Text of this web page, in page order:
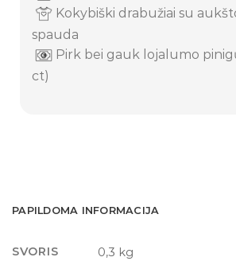
Kokybiški drabužiai su
spauda
Pirk bei gauk lojalumo
ct)
PAPILDOMA INFORMACIJA
SVORIS 0,3 kg